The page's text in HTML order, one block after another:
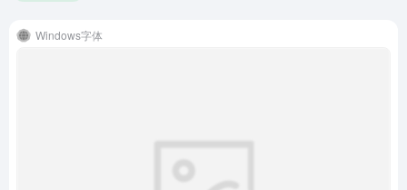
Windows字体